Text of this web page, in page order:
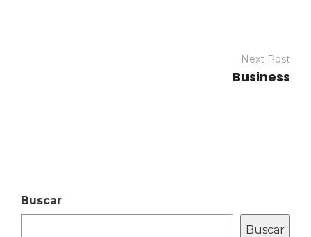
Next Post
Business
Buscar
Buscar